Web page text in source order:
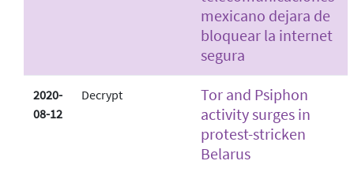
mexicano dejara de
bloquear la internet
segura
2020-
08-12
Decrypt
Tor and Psiphon
activity surges in
protest-stricken
Belarus